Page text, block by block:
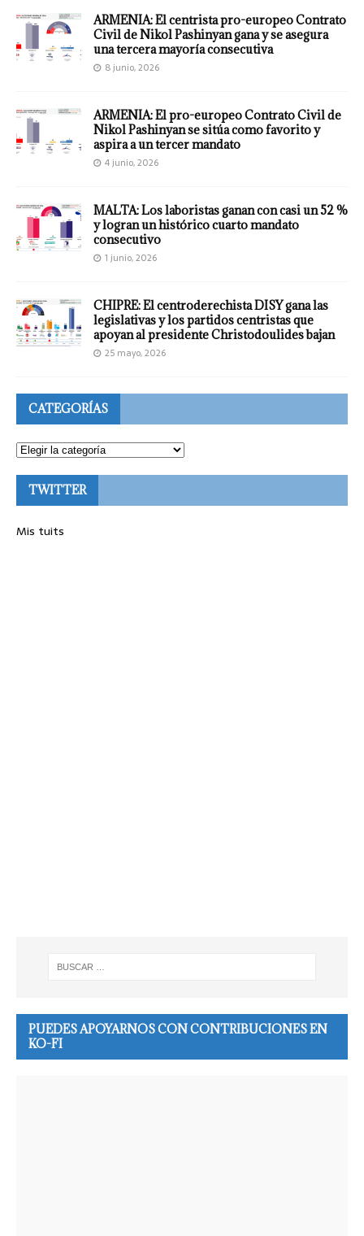
ARMENIA: El centrista pro-europeo Contrato
Civil de Nikol Pashinyan gana y se asegura
una tercera mayoría consecutiva
8 junio, 2026
ARMENIA: El pro-europeo Contrato Civil de
Nikol Pashinyan se sitúa como favorito y
aspira a un tercer mandato
4 junio, 2026
MALTA: Los laboristas ganan con casi un 52 %
y logran un histórico cuarto mandato
consecutivo
1 junio, 2026
CHIPRE: El centroderechista DISY gana las
legislativas y los partidos centristas que
apoyan al presidente Christodoulides bajan
25 mayo, 2026
CATEGORÍAS
TWITTER
Mis tuits
PUEDES APOYARNOS CON CONTRIBUCIONES EN
KO-FI